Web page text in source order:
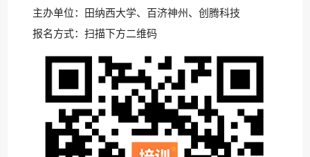
主办单位：田纳西大学、百济神州、创腾科技
报名方式：扫描下方二维码